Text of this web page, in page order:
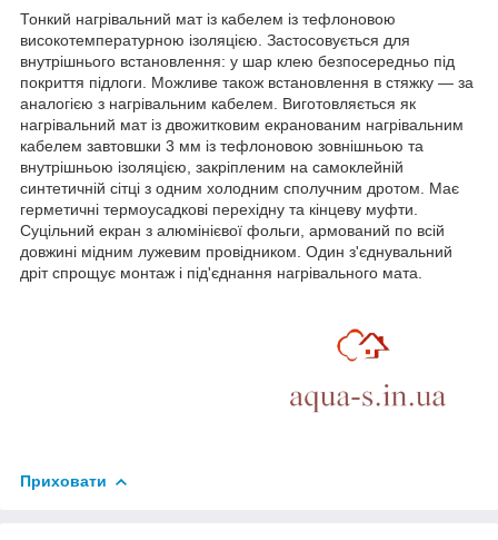
Тонкий нагрівальний мат із кабелем із тефлоновою
високотемпературною ізоляцією. Застосовується для
внутрішнього встановлення: у шар клею безпосередньо під
покриття підлоги. Можливе також встановлення в стяжку — за
аналогією з нагрівальним кабелем. Виготовляється як
нагрівальний мат із двожитковим екранованим нагрівальним
кабелем завтовшки 3 мм із тефлоновою зовнішньою та
внутрішньою ізоляцією, закріпленим на самоклейній
синтетичній сітці з одним холодним сполучним дротом. Має
герметичні термоусадкові перехідну та кінцеву муфти.
Суцільний екран з алюмінієвої фольги, армований по всій
довжині мідним лужевим провідником. Один з'єднувальний
дріт спрощує монтаж і під'єднання нагрівального мата.
Приховати